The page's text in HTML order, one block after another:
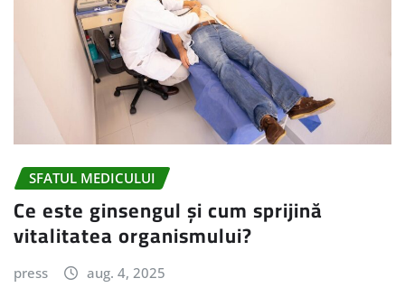
SFATUL MEDICULUI
Ce este ginsengul și cum sprijină
vitalitatea organismului?
press aug. 4, 2025